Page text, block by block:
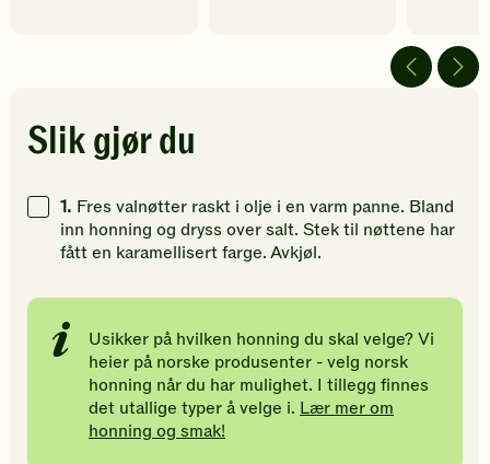
Klikk
for
gi
din
vurdering.
din
vurdering.
av
5
din
Slik gjør du
1. Fres valnøtter raskt i olje i en varm panne. Bland
inn honning og dryss over salt. Stek til nøttene har
fått en karamellisert farge. Avkjøl.
Usikker på hvilken honning du skal velge? Vi
heier på norske produsenter - velg norsk
honning når du har mulighet. I tillegg finnes
det utallige typer å velge i. Lær mer om
honning og smak!